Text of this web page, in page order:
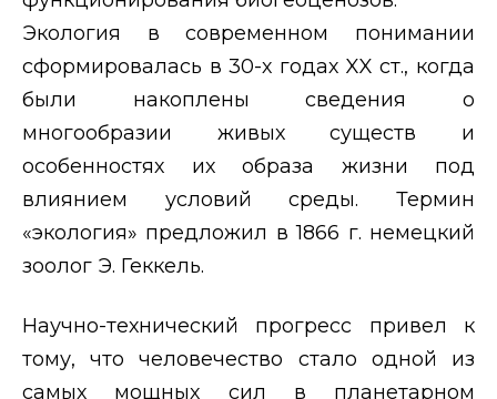
Экология в современном понимании
сформировалась в 30-х годах XXст., когда
были накоплены сведения о
многообразии живых существ и
особенностях их образа жизни под
влиянием условий среды. Термин
«экология» предложил в 1866 г. немецкий
зоолог Э. Геккель.
Научно-технический прогресс привел к
тому, что человечество стало одной из
самых мощных сил в планетарном